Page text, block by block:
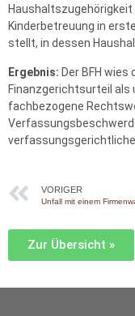
Kinderbetreuung in
stellt, in dessen
Ergebnis: Der BFH wies
Finanzgerichtsurteil als
fachbezogene
VORIGER
Zur Übersicht »